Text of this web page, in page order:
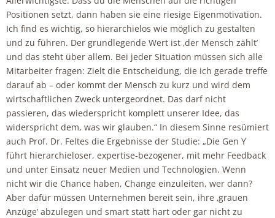
Positionen setzt, dann haben sie eine riesige Eigenmotivation.
Ich find es wichtig, so hierarchielos wie möglich zu gestalten
und zu führen. Der grundlegende Wert ist ‚der Mensch zählt’
und das steht über allem. Bei jeder Situation müssen sich alle
Mitarbeiter fragen: Zielt die Entscheidung, die ich gerade treffe
darauf ab – oder kommt der Mensch zu kurz und wird dem
wirtschaftlichen Zweck untergeordnet. Das darf nicht
passieren, das wiederspricht komplett unserer Idee, das
widerspricht dem, was wir glauben.“ In diesem Sinne resümiert
auch Prof. Dr. Feltes die Ergebnisse der Studie: „Die Gen Y
führt hierarchieloser, expertise-bezogener, mit mehr Feedback
und unter Einsatz neuer Medien und Technologien. Wenn
nicht wir die Chance haben, Change einzuleiten, wer dann?
Aber dafür müssen Unternehmen bereit sein, ihre ‚grauen
Anzüge’ abzulegen und smart statt hart oder gar nicht zu